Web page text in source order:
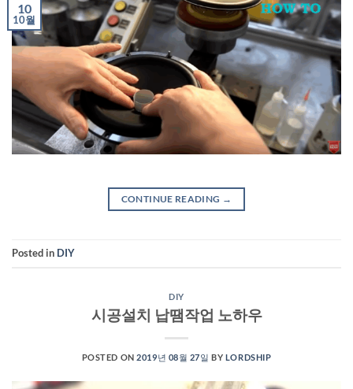
10
10월
CONTINUE READING →
Posted in DIY
DIY
시공설치 납땜작업 노하우
POSTED ON2019년 08월 27일 BY LORDSHIP